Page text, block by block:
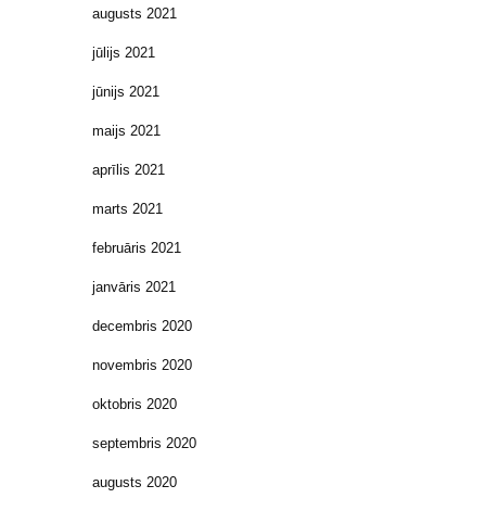
augusts 2021
jūlijs 2021
jūnijs 2021
maijs 2021
aprīlis 2021
marts 2021
februāris 2021
janvāris 2021
decembris 2020
novembris 2020
oktobris 2020
septembris 2020
augusts 2020